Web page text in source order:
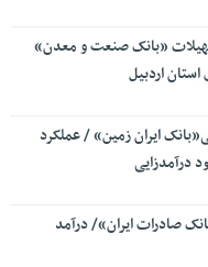
تسهیلات «بانک صنعت و معدن»
اردبیل
ایران زمین» / عملکرد
درآمدزایی
صادرات ایران»/ درآمد